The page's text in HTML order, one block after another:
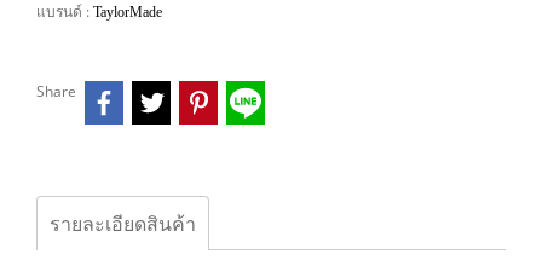
แบรนด์ : TaylorMade
Share
รายละเอียดสินค้า